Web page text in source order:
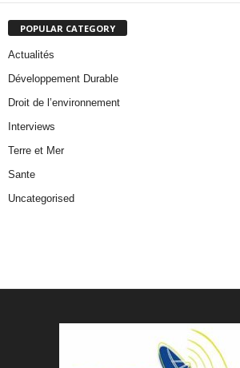
POPULAR CATEGORY
Actualités
Développement Durable
Droit de l’environnement
Interviews
Terre et Mer
Sante
Uncategorised